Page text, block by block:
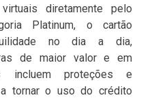
diretamente pelo
Platinum, o cartão
no dia a dia,
de maior valor e em
incluem proteções e
tornar o uso do crédito